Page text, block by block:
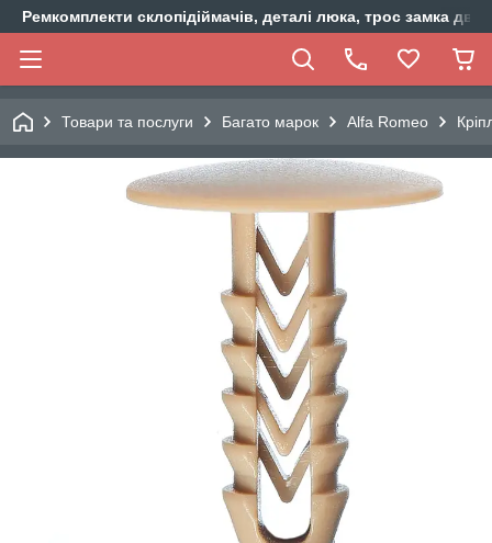
Ремкомплекти склопідіймачів, деталі люка, трос замка
Товари та послуги Багато марок Alfa Romeo